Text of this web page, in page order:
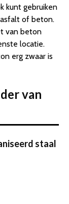
kunt gebruiken
of beton.
van beton
locatie.
erg zwaar is
van
staal